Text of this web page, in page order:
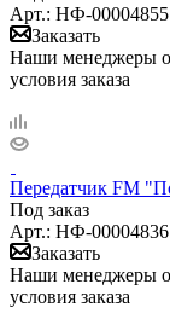
Арт.: НФ-00004855
Заказать
Наши менеджеры
условия заказа
Передатчик FM
Под заказ
Арт.: НФ-00004836
Заказать
Наши менеджеры
условия заказа